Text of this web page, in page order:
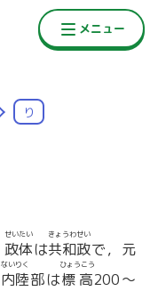
り
政体
せいたい
は共和政
きょうわせい
で，元
内陸
ないりく
部は標高
ひょうこう
200〜